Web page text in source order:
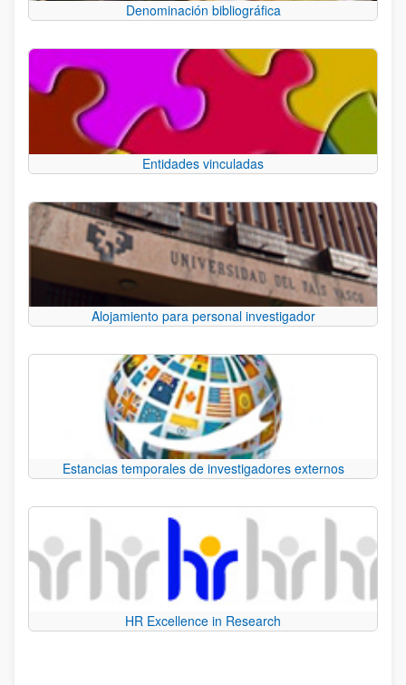
Denominación bibliográfica
Entidades vinculadas
Alojamiento para personal investigador
Estancias temporales de investigadores externos
HR Excellence in Research